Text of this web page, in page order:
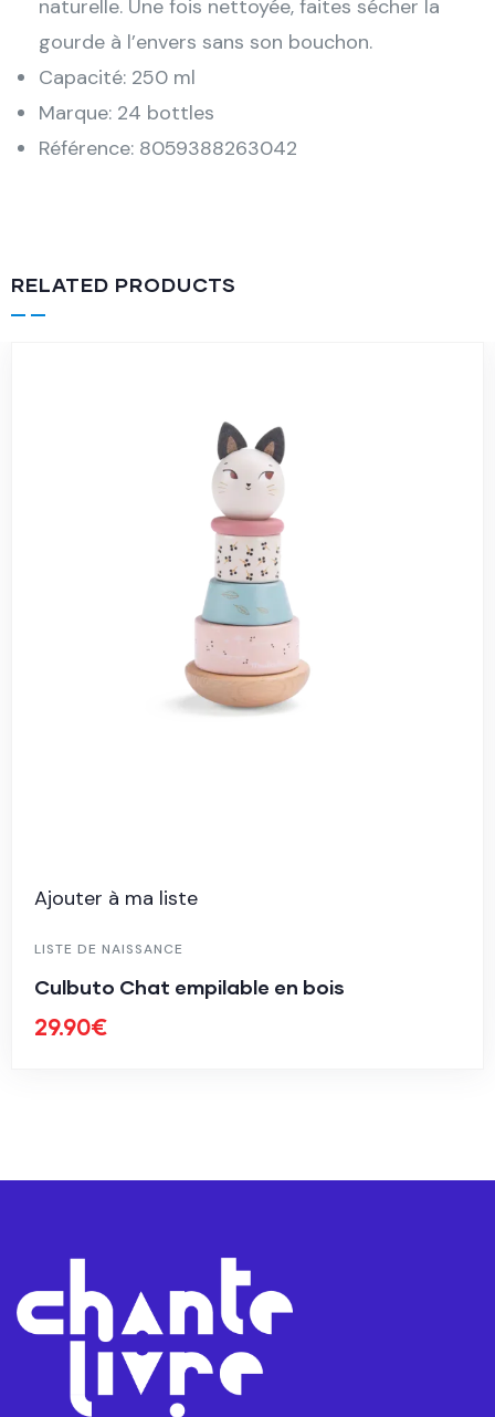
naturelle. Une fois nettoyée, faites sécher la
gourde à l’envers sans son bouchon.
Capacité: 250 ml
Marque: 24 bottles
Référence: 8059388263042
RELATED PRODUCTS
Ajouter à ma liste
LISTE DE NAISSANCE
Culbuto Chat empilable en bois
29.90€